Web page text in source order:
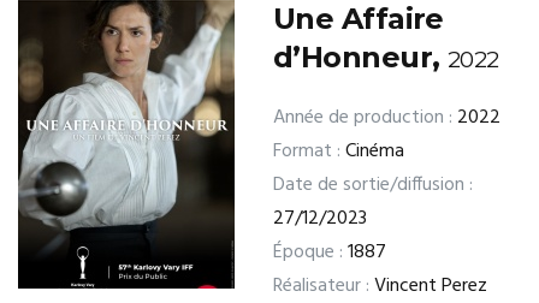
Une Affaire
d’Honneur, 2022
Année de production : 2022
Format :Cinéma
Date de sortie/diffusion :
27/12/2023
Époque :1887
Réalisateur :Vincent Perez